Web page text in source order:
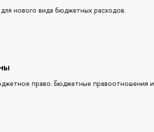
нового вида бюджетных расходов.
право. Бюджетные правоотношения и